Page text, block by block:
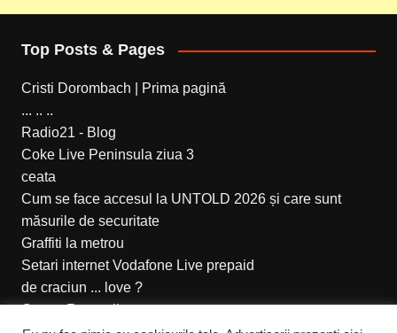
Top Posts & Pages
Cristi Dorombach | Prima pagină
... .. ..
Radio21 - Blog
Coke Live Peninsula ziua 3
ceata
Cum se face accesul la UNTOLD 2026 și care sunt
măsurile de securitate
Graffiti la metrou
Setari internet Vodafone Live prepaid
de craciun ... love ?
Ce vor Romanii